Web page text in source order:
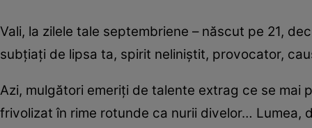
Vali, la zilele tale septembriene – născut pe 21,
subțiați de lipsa ta, spirit neliniștit, provocator,
Azi, mulgători emeriți de talente extrag ce se
frivolizat în rime rotunde ca nurii divelor… Lumea,